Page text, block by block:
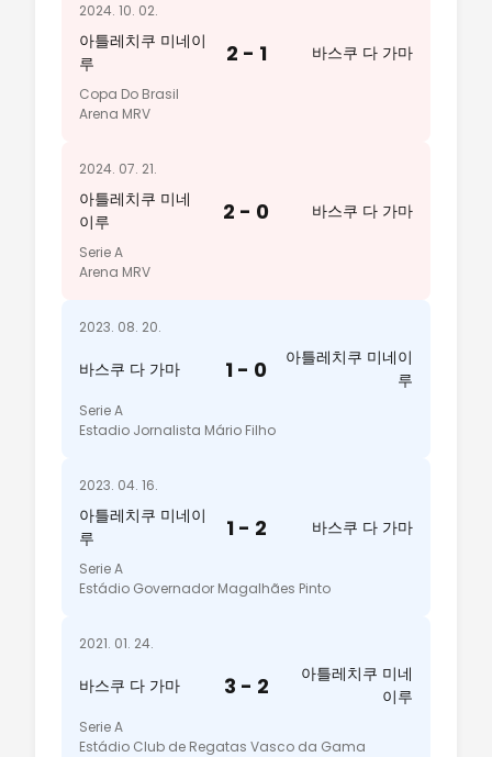
2024. 10. 02.
아틀레치쿠 미네이
루
2 - 1 바스쿠 다 가마
Copa Do Brasil
Arena MRV
2024. 07. 21.
아틀레치쿠 미네
이루
2 - 0 바스쿠 다 가마
Serie A
Arena MRV
2023. 08. 20.
바스쿠 다 가마 1 - 0
아틀레치쿠 미네이
루
Serie A
Estadio Jornalista Mário Filho
2023. 04. 16.
아틀레치쿠 미네이
루
1 - 2 바스쿠 다 가마
Serie A
Estádio Governador Magalhães Pinto
2021. 01. 24.
바스쿠 다 가마 3 - 2
아틀레치쿠 미네
이루
Serie A
Estádio Club de Regatas Vasco da Gama